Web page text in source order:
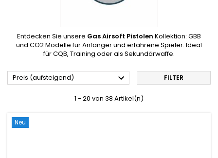
Entdecken Sie unsere Gas Airsoft Pistolen Kollektion: GBB
und CO2 Modelle für Anfänger und erfahrene Spieler. Ideal
für CQB, Training oder als Sekundärwaffe.
Preis (aufsteigend)  FILTER
1 - 20 von 38 Artikel(n)
Neu